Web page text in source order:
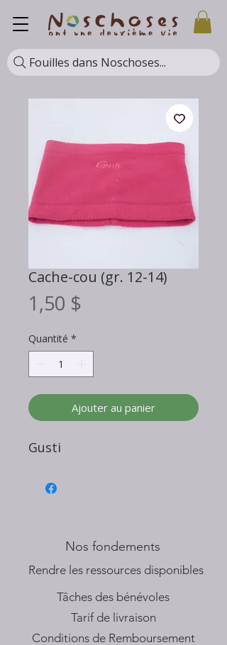
Fouilles dans Noschoses...
Cache-cou (gr. 12-14)
1,50 $
Quantité *
Ajouter au panier
Gusti
Nos fondements
​Rendre les ressources disponibles
Tâches des bénévoles
Tarif de livraison
Conditions de Remboursement